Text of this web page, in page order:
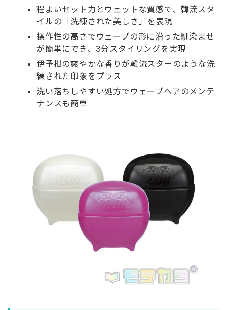
程よいセット力とウェットな質感で、韓流スタ
イルの「洗練された美しさ」を表現
操作性の高さでウェーブの形に沿った馴染ませ
が簡単にでき、3分スタイリングを実現
伊予柑の爽やかな香りが韓流スターのような洗
練された印象をプラス
洗い落ちしやすい処方でウェーブヘアのメンテ
ナンスも簡単